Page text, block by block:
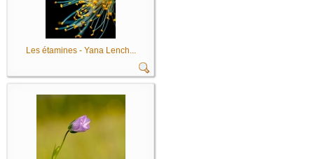
Les étamines - Yana Lench...